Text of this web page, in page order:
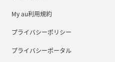
My au利用規約
プライバシーポリシー
プライバシーポータル